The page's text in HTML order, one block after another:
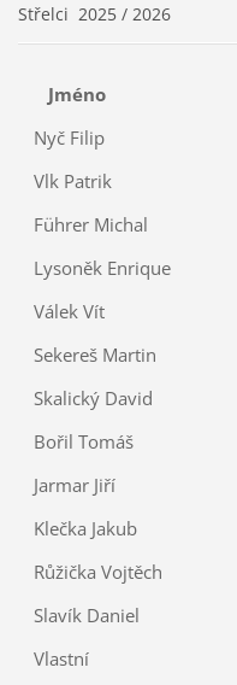
Střelci 2025 / 2026
Jméno
Nyč Filip
Vlk Patrik
Führer Michal
Lysoněk Enrique
Válek Vít
Sekereš Martin
Skalický David
Bořil Tomáš
Jarmar Jiří
Klečka Jakub
Růžička Vojtěch
Slavík Daniel
Vlastní